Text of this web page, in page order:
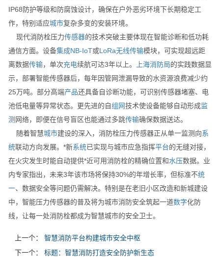
IP68防护等级和防腐蚀设计，确保在户外恶劣环境下长期稳定工
作，特别适应城市复杂多变的安装环境。
现代消防栓压力传感器的技术突破主要体现在智能诊断和低功耗
通信方面。设备集成NB-IoT或LoRa无线传输模块，可实现超远距
离数据传输，单次充电续航可达3年以上。 上海消防局的实践数据显
示，部署智能传感器后，每年因管网泄漏导致的水资源浪费减少约
25万吨。部分高端产品还具备自诊断功能，可识别传感器堵塞、电
池低电量等异常状态。更先进的自组网技术使设备能够自动形成监
测 网络，即便在信号盲区也能通过多跳传输确保数据送达。
随着智慧城市建设的深入，消防栓压力传感器正从单一监测向系
统联动方向发展。*新系统已实现与城市应急指挥平台的无缝对接，
在火灾发生时能自动提供*近可用消防栓的精确位置和水压数据。业
内专家指出，未来3年该市场将保持30%的年增长率，但标准不统
一、数据安全等问题仍需解决。特别是在老旧小区改造和新城建设
中，智能压力传感器的普及将为城市消防安全筑起一道数字化防
线，让每一处消防栓都成为智慧城市的安全卫士。
上一个：
智慧消防平台构建城市安全中枢
下一个：
标题：智慧消防打造安全防护新生态